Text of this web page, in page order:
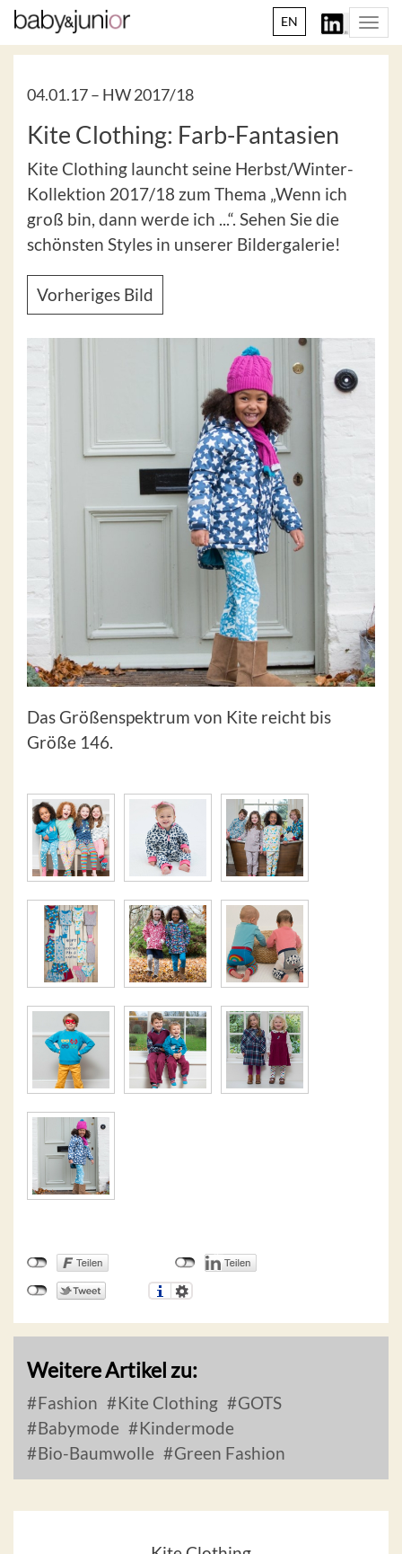
EN
04.01.17 – HW 2017/18
Kite Clothing: Farb-Fantasien
Kite Clothing launcht seine Herbst/Winter-
Kollektion 2017/18 zum Thema „Wenn ich
groß bin, dann werde ich ...“. Sehen Sie die
schönsten Styles in unserer Bildergalerie!
Vorheriges Bild
Das Größenspektrum von Kite reicht bis
Größe 146.
Weitere Artikel zu:
Fashion Kite Clothing
GOTS
Babymode
Kindermode
Bio-Baumwolle
Green Fashion